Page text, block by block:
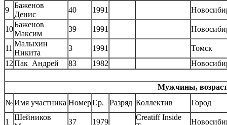
9
Баженов
Денис
40 1991
10
Баженов
Максим
39 1991
11
Малыхин
Никита
3 1991
Томск
12Пак Андрей 83 1982
Мужчины,
№Имя участника НомерГ.р. Разряд Коллектив Город
1
Шейников
37 1979
Creatiff Inside